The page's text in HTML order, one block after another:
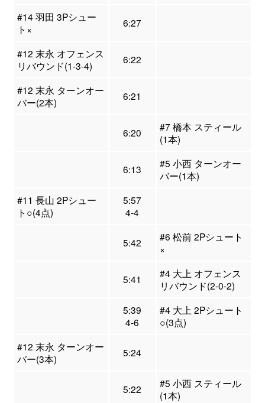
#14 羽田 3Pシュー
ト×
6:27
#12 末永 オフェンス
リバウンド(1-3-4)
6:22
#12 末永 ターンオー
バー(2本)
6:21
6:20
#7 橋本 スティール
(1本)
6:13
#5 小西 ターンオー
バー(1本)
#11 長山 2Pシュー
ト○(4点)
5:57
4-4
5:42
#6 松前 2Pシュート
×
5:41
#4 大上 オフェンス
リバウンド(2-0-2)
5:39
4-6
#4 大上 2Pシュート
○(3点)
#12 末永 ターンオー
バー(3本)
5:24
5:22
#5 小西 スティール
(1本)